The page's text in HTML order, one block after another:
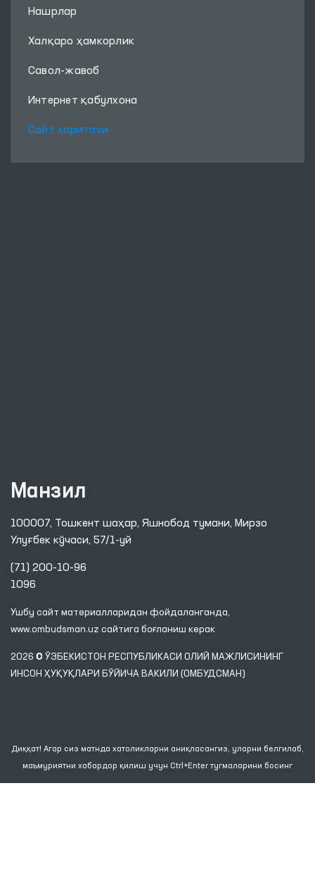
Нашрлар
Халқаро ҳамкорлик
Савол-жавоб
Интернет қабулхона
Сайт харитаси
Манзил
100007, Тошкент шаҳар, Яшнобод тумани, Мирзо
Улуғбек кўчаси, 57/1-уй
(71) 200-10-96
1096
Ушбу сайт материалларидан фойдаланганда,
www.ombudsman.uz сайтига боғланиш керак
2026 © ЎЗБЕКИСТОН РЕСПУБЛИКАСИ ОЛИЙ МАЖЛИСИНИНГ
ИНСОН ҲУҚУҚЛАРИ БЎЙИЧА ВАКИЛИ (ОМБУДСМАН)
Диққат! Агар сиз матнда хатоликларни аниқласангиз, уларни белгилаб,
маъмуриятни хабардор қилиш учун Ctrl+Enter тугмаларини босинг